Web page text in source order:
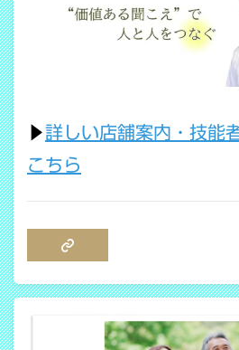
▶詳しい店舗案内・技能
こちら